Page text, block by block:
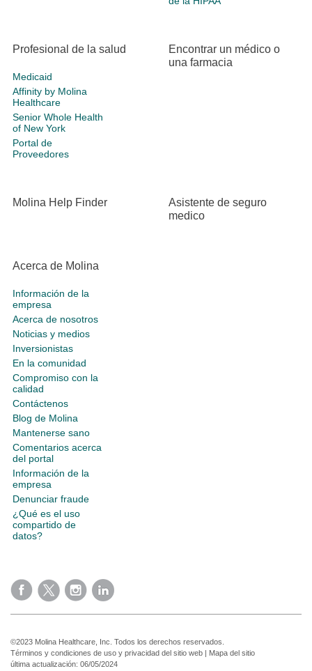
Profesional de la salud
Medicaid
Affinity by Molina
Healthcare
Senior Whole Health
of New York
Portal de
Proveedores
Encontrar un médico o
una farmacia
Molina Help Finder
Asistente de seguro
medico
Acerca de Molina
Información de la
empresa
Acerca de nosotros
Noticias y medios
Inversionistas
En la comunidad
Compromiso con la
calidad
Contáctenos
Blog de Molina
Mantenerse sano
Comentarios acerca
del portal
Información de la
empresa
Denunciar fraude
¿Qué es el uso
compartido de
datos?
©2023 Molina Healthcare, Inc. Todos los derechos reservados.
Términos y condiciones de uso y privacidad del sitio web
Mapa del sitio
última actualización: 06/05/2024